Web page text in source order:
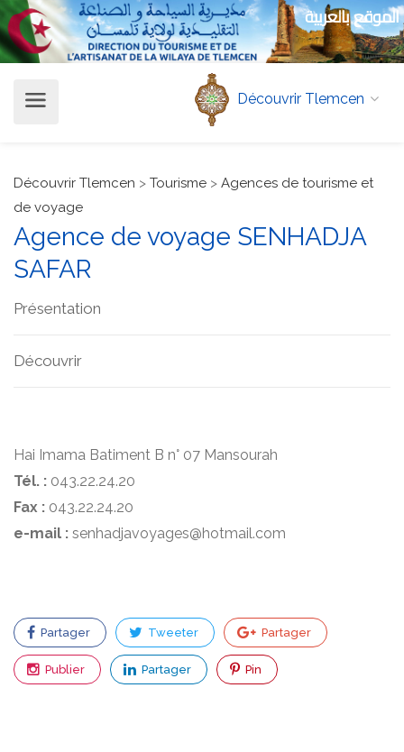
الموقع بالعربية
Découvrir Tlemcen
Découvrir Tlemcen > Tourisme > Agences de tourisme et
de voyage
Agence de voyage SENHADJA
SAFAR
Présentation
Découvrir
Hai Imama Batiment B n° 07 Mansourah
Tél. : 043.22.24.20
Fax : 043.22.24.20
e-mail : senhadjavoyages@hotmail.com
Partager Tweeter Partager
Publier Partager Pin